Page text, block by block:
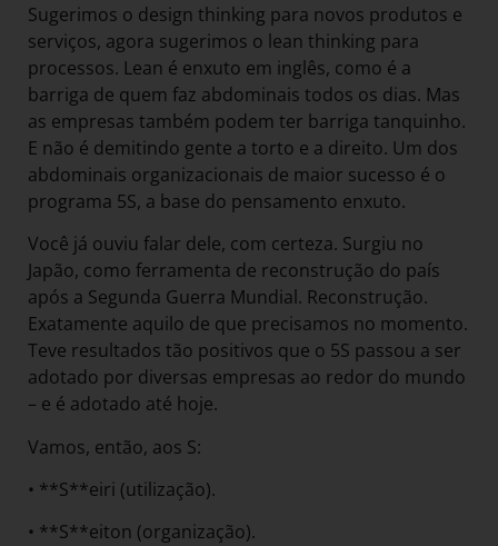
Sugerimos o design thinking para novos produtos e
serviços, agora sugerimos o lean thinking para
processos. Lean é enxuto em inglês, como é a
barriga de quem faz abdominais todos os dias. Mas
as empresas também podem ter barriga tanquinho.
E não é demitindo gente a torto e a direito. Um dos
abdominais organizacionais de maior sucesso é o
programa 5S, a base do pensamento enxuto.
Você já ouviu falar dele, com certeza. Surgiu no
Japão, como ferramenta de reconstrução do país
após a Segunda Guerra Mundial. Reconstrução.
Exatamente aquilo de que precisamos no momento.
Teve resultados tão positivos que o 5S passou a ser
adotado por diversas empresas ao redor do mundo
– e é adotado até hoje.
Vamos, então, aos S:
• **S**eiri (utilização).
• **S**eiton (organização).